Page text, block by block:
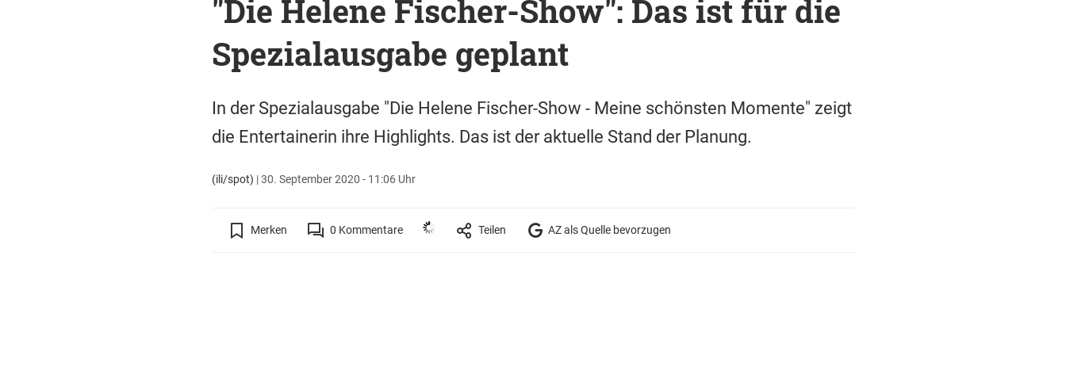
"Die Helene Fischer-Show": Das ist für die
Spezialausgabe geplant
In der Spezialausgabe "Die Helene Fischer-Show - Meine schönsten Momente" zeigt
die Entertainerin ihre Highlights. Das ist der aktuelle Stand der Planung.
(ili/spot) |30. September 2020 - 11:06 Uhr
Merken 0 Kommentare Teilen AZ als Quelle bevorzugen